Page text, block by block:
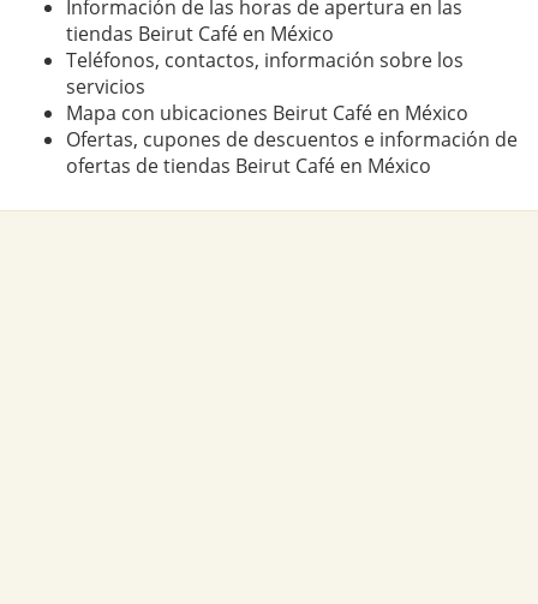
Información de las horas de apertura en las
tiendas Beirut Café en México
Teléfonos, contactos, información sobre los
servicios
Mapa con ubicaciones Beirut Café en México
Ofertas, cupones de descuentos e información de
ofertas de tiendas Beirut Café en México